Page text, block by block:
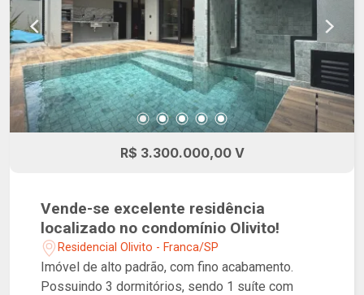
R$ 3.300.000,00 V
Vende-se excelente residência
localizado no condomínio Olivito!
Residencial Olivito - Franca/SP
Imóvel de alto padrão, com fino acabamento.
Possuindo 3 dormitórios, sendo 1 suíte com